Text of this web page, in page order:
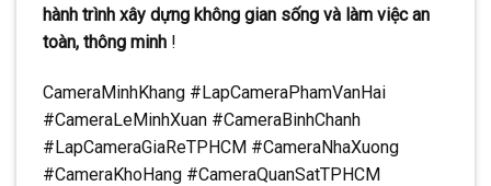
hành trình xây dựng không gian sống và làm việc an
toàn, thông minh !
CameraMinhKhang #LapCameraPhamVanHai
#CameraLeMinhXuan #CameraBinhChanh
#LapCameraGiaReTPHCM #CameraNhaXuong
#CameraKhoHang #CameraQuanSatTPHCM